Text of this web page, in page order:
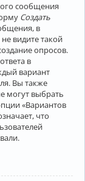
сообщения
Создать
в
видите такой
опросов.
в
вариант
Вы также
могут выбрать
«Вариантов
что